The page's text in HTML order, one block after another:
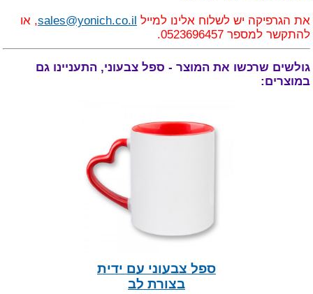
את הגרפיקה יש לשלוח אלינו למייל sales@yonich.co.il, או
להתקשר למספר 0523696457.
גולשים שרכשו את המוצר - ספל צבעוני, התעניינו גם
במוצרים:
ספל צבעוני עם ידית
בצורת לב